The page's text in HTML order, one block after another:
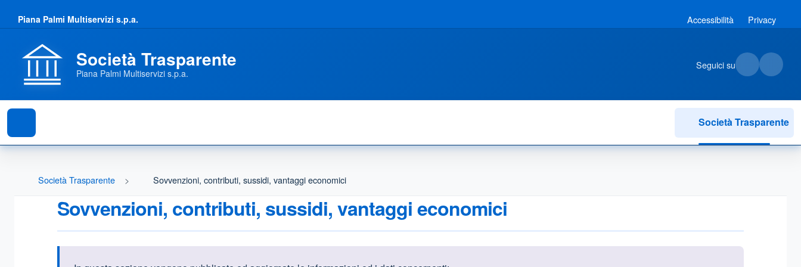
Piana Palmi Multiservizi s.p.a. Accessibilità Privacy
Società Trasparente
Piana Palmi Multiservizi s.p.a.
Seguici su
Società Trasparente
Società Trasparente Sovvenzioni, contributi, sussidi, vantaggi economici
Sovvenzioni, contributi, sussidi, vantaggi economici